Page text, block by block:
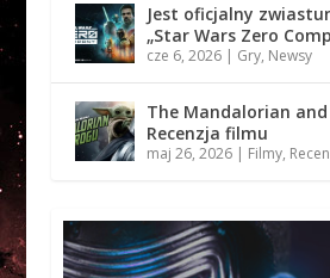
Jest oficjalny
„Star Wars Zero
cze 6, 2026| Gry, Newsy
The Mandalorian
Recenzja filmu
maj 26, 2026| Filmy,